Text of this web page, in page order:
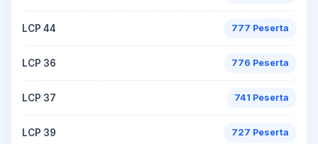
LCP 44 777 Peserta
LCP 36 776 Peserta
LCP 37 741 Peserta
LCP 39 727 Peserta